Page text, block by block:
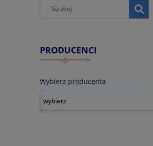
PRODUCENCI
Wybierz producenta